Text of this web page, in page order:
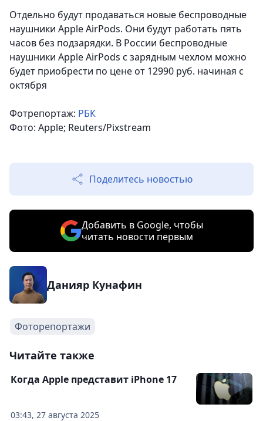
Отдельно будут продаваться новые беспроводные
наушники Apple AirPods. Они будут работать пять
часов без подзарядки. В России беспроводные
наушники Apple AirPods с зарядным чехлом можно
будет приобрести по цене от 12990 руб. начиная с
октября
Фотрепортаж: РБК
Фото: Apple; Reuters/Pixstream
Поделитесь новостью
Добавить в Google, чтобы
читать новости первым
Данияр Кунафин
Фоторепортажи
Читайте также
03:43, 27 августа 2025
Когда Apple представит iPhone 17